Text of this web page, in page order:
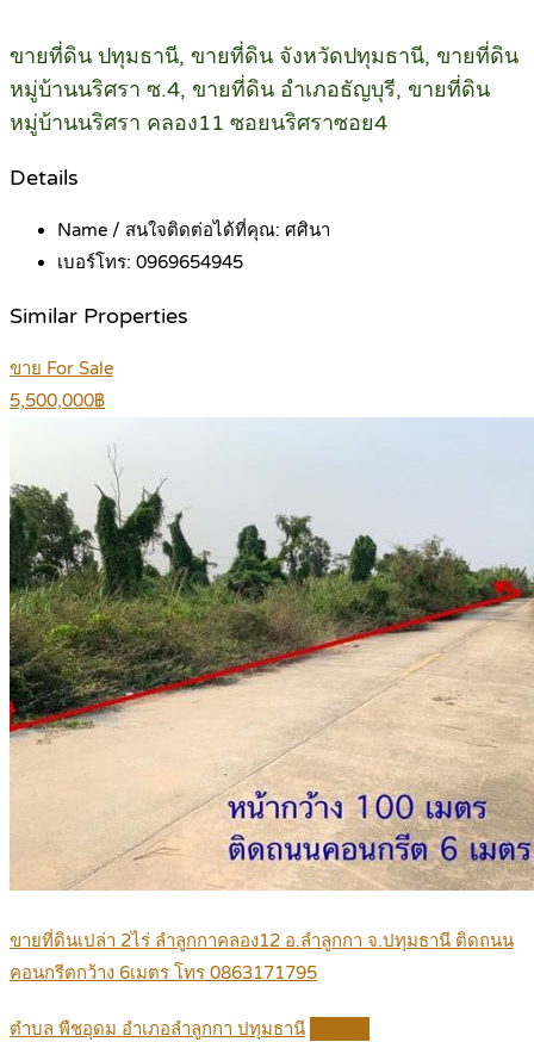
ขายที่ดิน ปทุมธานี, ขายที่ดิน จังหวัดปทุมธานี, ขายที่ดิน
หมู่บ้านนริศรา ซ.4, ขายที่ดิน อำเภอธัญบุรี, ขายที่ดิน
หมู่บ้านนริศรา คลอง11 ซอยนริศราซอย4
Details
Name / สนใจติดต่อได้ที่คุณ: ศศินา
เบอร์โทร: 0969654945
Similar Properties
ขาย For Sale
5,500,000฿
ขายที่ดินเปล่า 2ไร่ ลำลูกกาคลอง12 อ.ลำลูกกา จ.ปทุมธานี ติดถนน
คอนกรีตกว้าง 6เมตร โทร 0863171795
ตำบล พืชอุดม อำเภอลำลูกกา ปทุมธานี